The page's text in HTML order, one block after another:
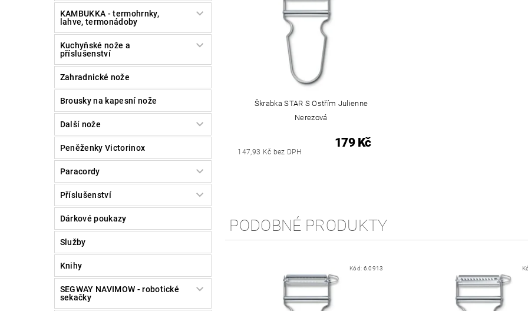
KAMBUKKA - termohrnky,
lahve, termonádoby
Kuchyňské nože a
příslušenství
Zahradnické nože
Brousky na kapesní nože
Další nože
Peněženky Victorinox
Paracordy
Příslušenství
Dárkové poukazy
Služby
Knihy
SEGWAY NAVIMOW - robotické
sekačky
Škrabka STAR S Ostřím Julienne
Nerezová
147,93 Kč bez DPH
179 Kč
PODOBNÉ PRODUKTY
Kód: 6.0913